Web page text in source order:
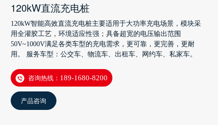
120kW直流充电桩
120kW智能高效直流充电桩主要适用于大功率充电场景，模块采
用全灌胶工艺，环境适应性强；具备超宽的电压输出范围
50V~1000V满足各类车型的充电需求，更可靠，更完善，更耐
用。 服务车型：公交车、物流车、出租车、网约车、私家车。
咨询热线： 189-1680-8200
产品咨询